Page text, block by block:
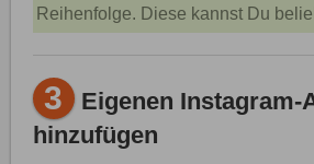
Reihenfolge. Diese kannst Du
3 Eigenen Instagram-
hinzufügen